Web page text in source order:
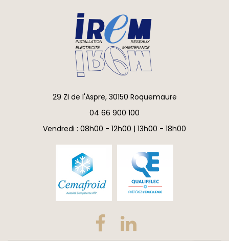
29 ZI de l'Aspre, 30150 Roquemaure
04 66 900 100
Vendredi : 08h00 - 12h00 | 13h00 - 18h00